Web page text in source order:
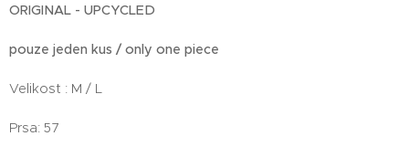
ORIGINAL - UPCYCLED
pouze jeden kus / only one piece
Velikost : M / L
Prsa: 57